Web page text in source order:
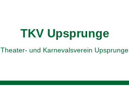
TKV Upsprunge
Theater- und Karnevalsverein Upsprunge